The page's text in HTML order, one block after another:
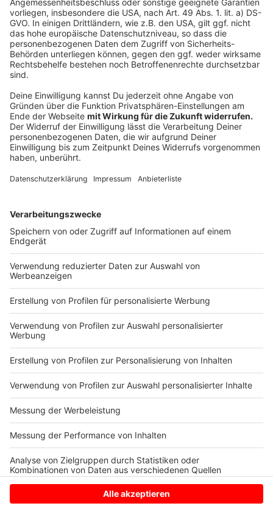
Anzeige
Es gibt aber auch einige Kritiker, die urbanen
Seilbahnen negativ gegenüberstehen. Sie haben vor
allem rechtliche Bedenken. Denn bei städtischen
Seilbahnen lässt es sich kaum vermeiden, dass sie
auch über Privatgrundstücke verlaufen. Das in
Deutschland beliebte Thema Datenschutz und
Privatsphäre ploppt dadurch unfreiwillig auf. Kritiker
bemängeln außerdem, dass die Gebiete, die unter den
Seilbahnen verlaufen, abgewertet würden - auch durch
die dort stehenden Pfeiler und den Schattenwurf der
bei uns nicht den Nutzen hätten, wie zum Beispiel in
Südamerika. Millionenstädte wie Rio de Janeiro seien
ganz anders aufgebaut. In La Paz in Bolivien gibt es
beispielsweise Höhenunterschiede von 1.000 Metern,
die überbrückt werden müssen. Trotz dieser ganzen
Punkte wird in immer mehr Städten - zumindest über
solche Seilbahnen nachgedacht. Eben weil die Themen
Mobilität und Klimaschutz so wichtig sind.
Autor: Denny Hoppe
Anzeige